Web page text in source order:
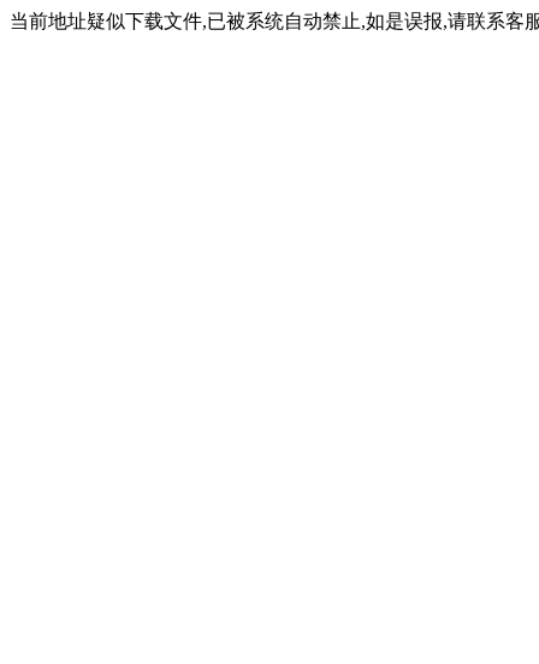
当前地址疑似下载文件,已被系统自动禁止,如是误报,请联系客